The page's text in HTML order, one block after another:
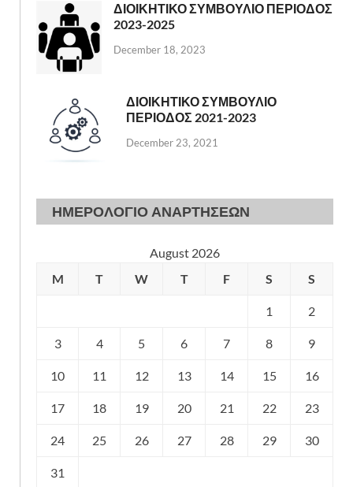
ΔΙΟΙΚΗΤΙΚΟ ΣΥΜΒΟΥΛΙΟ ΠΕΡΙΟΔΟΣ
2023-2025
December 18, 2023
ΔΙΟΙΚΗΤΙΚΟ ΣΥΜΒΟΥΛΙΟ
ΠΕΡΙΟΔΟΣ 2021-2023
December 23, 2021
ΗΜΕΡΟΛΟΓΙΟ ΑΝΑΡΤΗΣΕΩΝ
August 2026
M
T W T F S S
1 2
3 4 5 6 7 8 9
10 11 12 13 14 15 16
17 18 19 20 21 22 23
24 25 26 27 28 29 30
31